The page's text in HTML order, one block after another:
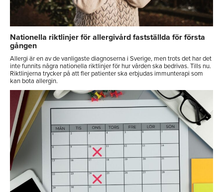
Nationella riktlinjer för allergivård fastställda för första
gången
Allergi är en av de vanligaste diagnoserna i Sverige, men trots det har det
inte funnits några nationella riktlinjer för hur vården ska bedrivas. Tills nu.
Riktlinjerna trycker på att fler patienter ska erbjudas immunterapi som
kan bota allergin.